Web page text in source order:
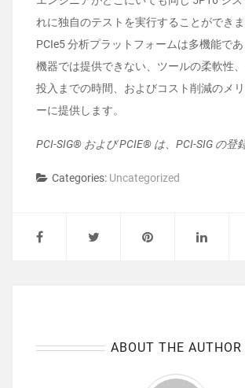
れに独自のテストを実行することができ
PCIe5 分析プラットフォームは多機能で
機器では提供できない、ツールの柔軟性
投入までの時間、およびコスト削減のメ
ーに提供します。
PCI-SIG® および PCIE® は、PCI-SIG の登
Categories: Uncategorized
ABOUT THE AUTHOR